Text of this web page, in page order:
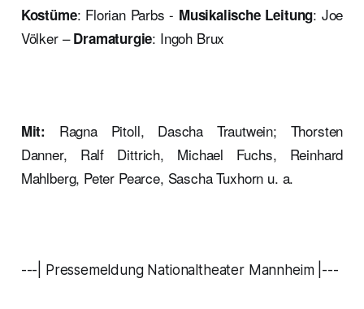
Kostüme: Florian Parbs - Musikalische Leitung: Joe
Völker –Dramaturgie: Ingoh Brux
Mit: Ragna Pitoll, Dascha Trautwein; Thorsten
Danner, Ralf Dittrich, Michael Fuchs, Reinhard
Mahlberg, Peter Pearce, Sascha Tuxhorn u. a.
---| Pressemeldung Nationaltheater Mannheim |---